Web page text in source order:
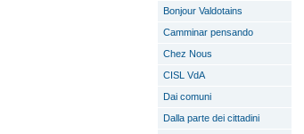
Bonjour Valdotains
Camminar pensando
Chez Nous
CISL VdA
Dai comuni
Dalla parte dei cittadini